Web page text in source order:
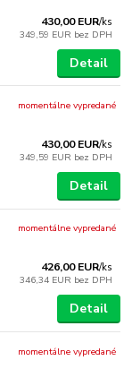
430,00 EUR/ks
349,59 EUR bez DPH
Detail
430,00 EUR/ks
349,59 EUR bez DPH
momentálne vypredané
Detail
426,00 EUR/ks
346,34 EUR bez DPH
momentálne vypredané
Detail
momentálne vypredané